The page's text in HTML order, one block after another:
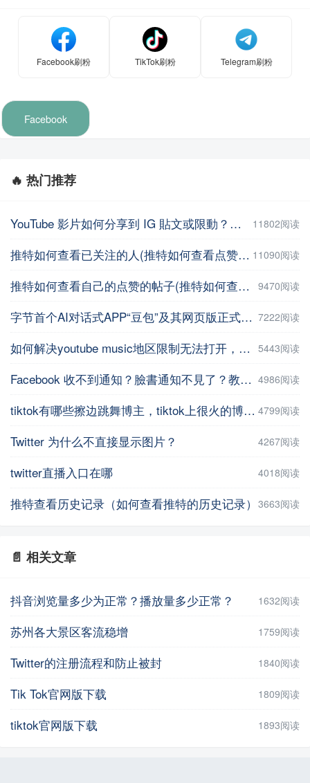
Facebook刷粉 TikTok刷粉 Telegram刷粉
Facebook
🔥 热门推荐
YouTube 影片如何分享到 IG 貼文或限動？教你用這招【Facebook教程】 11802阅读
推特如何查看已关注的人(推特如何查看点赞记录) 11090阅读
推特如何查看自己的点赞的帖子(推特如何查看自己的点赞的帖子数量 ) 9470阅读
字节首个AI对话式APP“豆包”及其网页版正式上线 7222阅读
如何解决youtube music地区限制无法打开，并在手机上进行下载操作 5443阅读
Facebook 收不到通知？臉書通知不見了？教你5招輕鬆解決 | iPhoneTipSo 4986阅读
tiktok有哪些擦边跳舞博主，tiktok上很火的博主盘点 4799阅读
Twitter 为什么不直接显示图片？ 4267阅读
twitter直播入口在哪 4018阅读
推特查看历史记录（如何查看推特的历史记录） 3663阅读
📄 相关文章
抖音浏览量多少为正常？播放量多少正常？ 1632阅读
苏州各大景区客流稳增 1759阅读
Twitter的注册流程和防止被封 1840阅读
Tik Tok官网版下载 1809阅读
tiktok官网版下载 1893阅读